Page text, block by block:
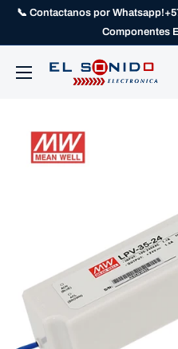
📞 Contactanos por
Componentes